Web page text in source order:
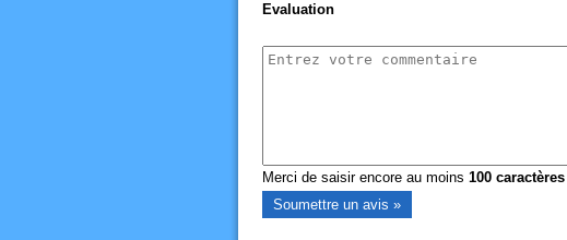
Evaluation
Merci de saisir encore au moins 100caractères